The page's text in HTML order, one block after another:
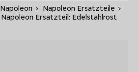
Napoleon > Napoleon Ersatzteile >
Napoleon Ersatzteil: Edelstahlrost